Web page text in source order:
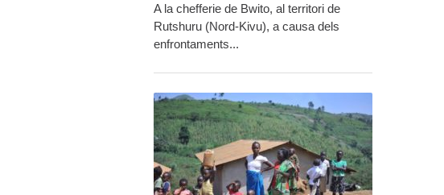
A la chefferie de Bwito, al territori de
Rutshuru (Nord-Kivu), a causa dels
enfrontaments...